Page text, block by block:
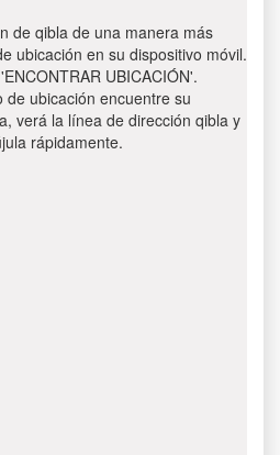
de qibla de una manera más
ubicación en su dispositivo móvil.
UBICACIÓN'.
ubicación encuentre su
verá la línea de dirección qibla y
rápidamente.